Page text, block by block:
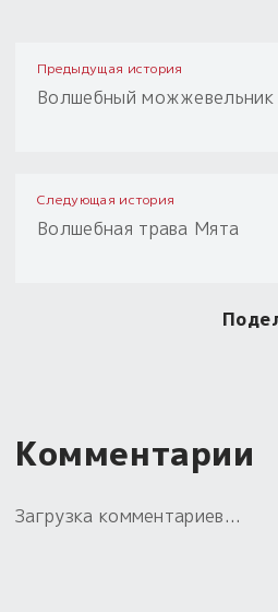
Предыдущая история
Волшебный можжевельник
Следующая история
Волшебная трава Мята
Комментарии
Загрузка комментариев...